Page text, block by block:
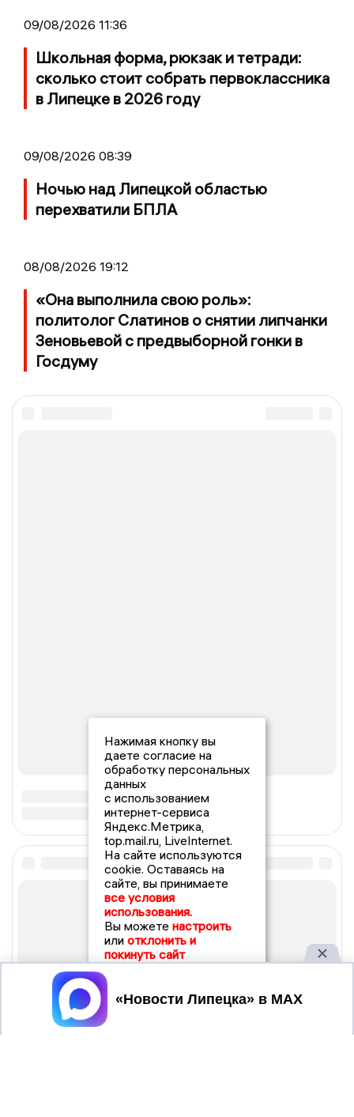
09/08/2026 11:36
Школьная форма, рюкзак и тетради:
сколько стоит собрать первоклассника
в Липецке в 2026 году
09/08/2026 08:39
Ночью над Липецкой областью
перехватили БПЛА
08/08/2026 19:12
«Она выполнила свою роль»:
политолог Слатинов о снятии липчанки
Зеновьевой с предвыборной гонки в
Госдуму
Нажимая кнопку вы
даете согласие на
обработку персональных
данных
с использованием
интернет-сервиса
Яндекс.Метрика,
top.mail.ru, LiveInternet.
На сайте используются
cookie. Оставаясь на
сайте, вы принимаете
все условия
использования.
Вы можете настроить
или отклонить и
покинуть сайт
Принять